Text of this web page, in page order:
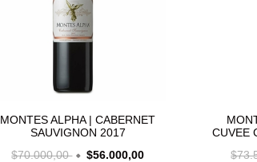
MONTES ALPHA | CABERNET
SAUVIGNON 2017
$70.000,00
$56.000,00
CUVEE